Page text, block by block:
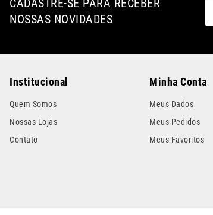
CADASTRE-SE PARA RECEBER
NOSSAS NOVIDADES
Institucional
Quem Somos
Nossas Lojas
Contato
Minha Conta
Meus Dados
Meus Pedidos
Meus Favoritos